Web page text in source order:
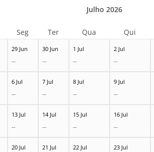
29 Jun
--
30 Jun
--
1 Jul
--
2 Jul
--
6 Jul
--
7 Jul
--
8 Jul
--
9 Jul
--
13 Jul
--
14 Jul
--
15 Jul
--
16 Jul
--
20 Jul 21 Jul 22 Jul 23 Jul
Julho 2026
Seg Ter Qua Qui